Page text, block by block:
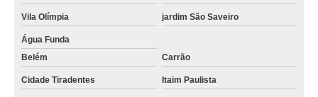
onde tem enfermagem em domicílio Água Funda
serviços de enfermagem home care Aclimação
enfermagem em domicílio Ibirapuera
onde tem serviços de enfermagem home care São Caetano do Sul
Vila Olímpia jardim São Saveiro
Água Funda
Belém
Carrão
Cidade Tiradentes Itaim Paulista